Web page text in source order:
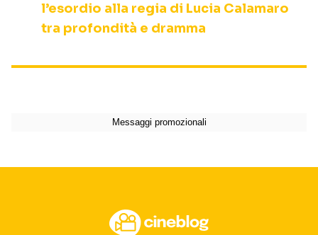
l’esordio alla regia di Lucia Calamaro
tra profondità e dramma